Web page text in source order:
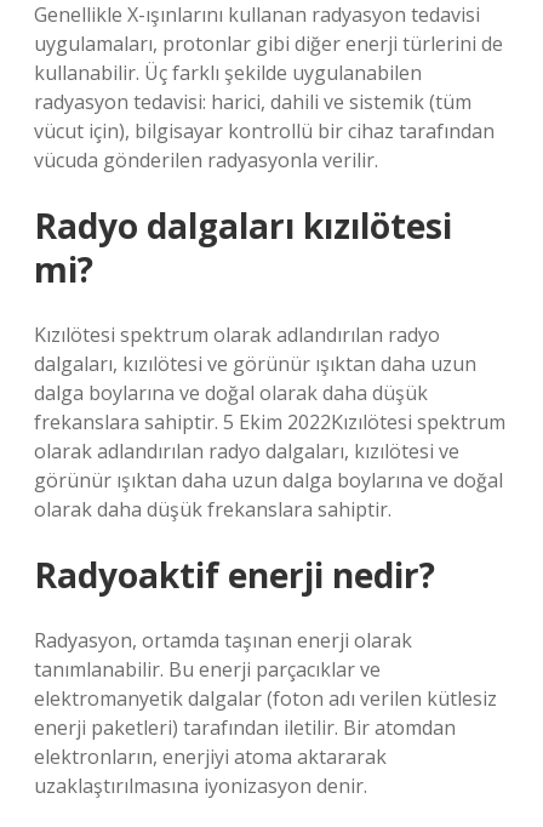
Genellikle X-ışınlarını kullanan radyasyon tedavisi
uygulamaları, protonlar gibi diğer enerji türlerini de
kullanabilir. Üç farklı şekilde uygulanabilen
radyasyon tedavisi: harici, dahili ve sistemik (tüm
vücut için), bilgisayar kontrollü bir cihaz tarafından
vücuda gönderilen radyasyonla verilir.
Radyo dalgaları kızılötesi
mi?
Kızılötesi spektrum olarak adlandırılan radyo
dalgaları, kızılötesi ve görünür ışıktan daha uzun
dalga boylarına ve doğal olarak daha düşük
frekanslara sahiptir. 5 Ekim 2022Kızılötesi spektrum
olarak adlandırılan radyo dalgaları, kızılötesi ve
görünür ışıktan daha uzun dalga boylarına ve doğal
olarak daha düşük frekanslara sahiptir.
Radyoaktif enerji nedir?
Radyasyon, ortamda taşınan enerji olarak
tanımlanabilir. Bu enerji parçacıklar ve
elektromanyetik dalgalar (foton adı verilen kütlesiz
enerji paketleri) tarafından iletilir. Bir atomdan
elektronların, enerjiyi atoma aktararak
uzaklaştırılmasına iyonizasyon denir.